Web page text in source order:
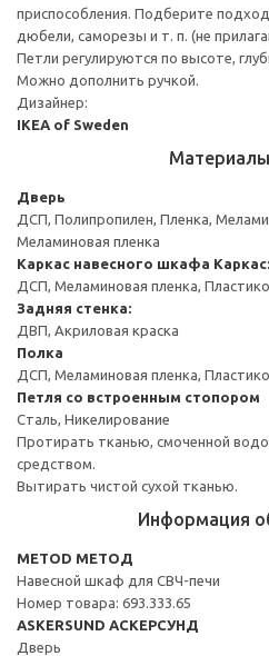
приспособления. Подберите
дюбели, саморезы и т. п. (не
Петли регулируются по высоте,
Можно дополнить ручкой.
Дизайнер:
IKEA of Sweden
Дверь
ДСП, Полипропилен, Пленка,
Меламиновая пленка
Каркас навесного шкафа Каркас:
ДСП, Меламиновая пленка,
Задняя стенка:
ДВП, Акриловая краска
Полка
ДСП, Меламиновая пленка,
Петля со встроенным стопором
Сталь, Никелирование
Протирать тканью, смоченной
средством.
Вытирать чистой сухой тканью.
Информация
METOD МЕТОД
Навесной шкаф для СВЧ-печи
Номер товара: 693.333.65
ASKERSUND АСКЕРСУНД
Дверь